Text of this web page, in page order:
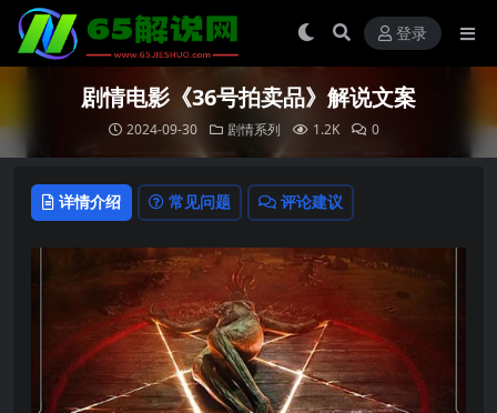
登录
剧情电影《36号拍卖品》解说文案
2024-09-30 剧情系列 1.2K 0
详情介绍 常见问题 评论建议